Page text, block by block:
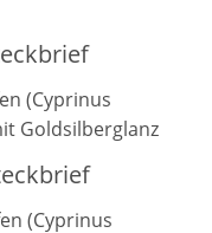
(Cyprinus
Goldsilberglanz
(Cyprinus